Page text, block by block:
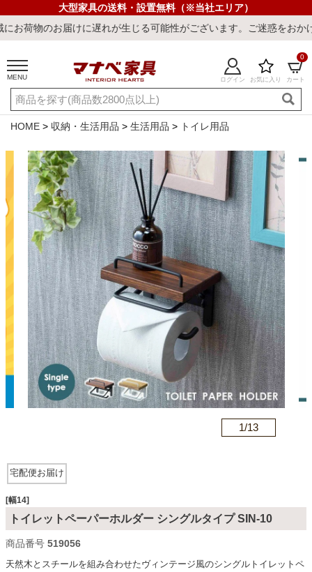
大型家具の送料・設置無料（※当社エリア）
に遅れが生じる可能性がございます。ご迷惑をおかけしまして誠
MENU ログイン お気に入り カート
0
ご利用ガイド 新規会員登録
店舗一覧 閲覧履歴
キーワード・商品番号で探す
最短発送 冷感ラグ 冷感寝具 ワークデスク ウィルトンラ
カテゴリから探す
ソファ
椅子・チェア
HOME 収納・生活用品 生活用品 トイレ用品
1/13
宅配便お届け
[幅14]
トイレットペーパーホルダー シングルタイプ SIN-10
商品番号 519056
天然木とスチールを組み合わせたヴィンテージ風のシングルトイレットペ